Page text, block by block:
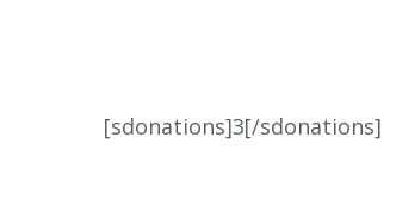
[sdonations]3[/sdonations]